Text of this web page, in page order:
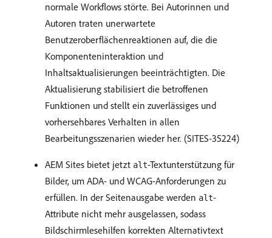
normale Workflows störte. Bei Autorinnen und
Autoren traten unerwartete
Benutzeroberflächenreaktionen auf, die die
Komponenteninteraktion und
Inhaltsaktualisierungen beeinträchtigten. Die
Aktualisierung stabilisiert die betroffenen
Funktionen und stellt ein zuverlässiges und
vorhersehbares Verhalten in allen
Bearbeitungsszenarien wieder her. (SITES-35224)
AEM Sites bietet jetzt alt-Textunterstützung für
Bilder, um ADA- und WCAG-Anforderungen zu
erfüllen. In der Seitenausgabe werden alt-
Attribute nicht mehr ausgelassen, sodass
Bildschirmlesehilfen korrekten Alternativtext